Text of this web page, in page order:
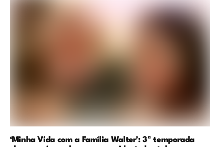
‘Minha Vida com a Família Walter’: 3ª temporada